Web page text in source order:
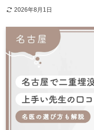
2026年8月1日